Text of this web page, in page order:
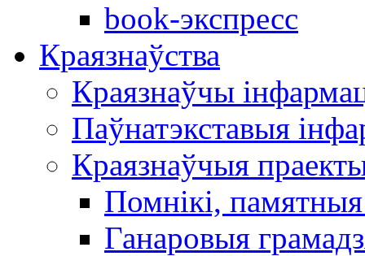
book-экспресс
Краязнаўства
Краязнаўчы
Паўнатэкставыя
Краязнаўчыя
Помнікі,
Ганаровыя